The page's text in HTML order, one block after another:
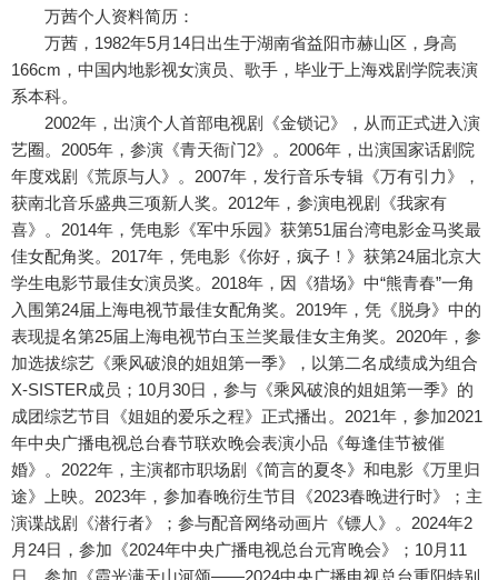
万茜个人资料简历：
万茜，1982年5月14日出生于湖南省益阳市赫山区，身高
166cm，中国内地影视女演员、歌手，毕业于上海戏剧学院表演
系本科。
2002年，出演个人首部电视剧《金锁记》，从而正式进入演
艺圈。2005年，参演《青天衙门2》。2006年，出演国家话剧院
年度戏剧《荒原与人》。2007年，发行音乐专辑《万有引力》，
获南北音乐盛典三项新人奖。2012年，参演电视剧《我家有
喜》。2014年，凭电影《军中乐园》获第51届台湾电影金马奖最
佳女配角奖。2017年，凭电影《你好，疯子！》获第24届北京大
学生电影节最佳女演员奖。2018年，因《猎场》中“熊青春”一角
入围第24届上海电视节最佳女配角奖。2019年，凭《脱身》中的
表现提名第25届上海电视节白玉兰奖最佳女主角奖。2020年，参
加选拔综艺《乘风破浪的姐姐第一季》，以第二名成绩成为组合
X-SISTER成员；10月30日，参与《乘风破浪的姐姐第一季》的
成团综艺节目《姐姐的爱乐之程》正式播出。2021年，参加2021
年中央广播电视总台春节联欢晚会表演小品《每逢佳节被催
婚》。2022年，主演都市职场剧《简言的夏冬》和电影《万里归
途》上映。2023年，参加春晚衍生节目《2023春晚进行时》；主
演谍战剧《潜行者》；参与配音网络动画片《镖人》。2024年2
月24日，参加《2024年中央广播电视总台元宵晚会》；10月11
日，参加《霞光满天山河颂——2024中央广播电视总台重阳特别